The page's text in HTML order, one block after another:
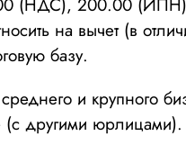
(НДС), 200.00
на вычет (в
базу.
и крупного
(с другими юрлицами).